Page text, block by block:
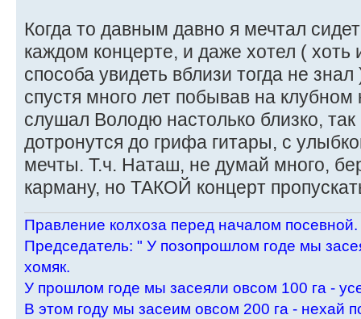
Когда то давным давно я мечтал
каждом концерте, и даже хотел ( хоть
способа увидеть вблизи тогда не
спустя много лет побывав на клубном
слушал Володю настолько близко,
дотронутся до грифа гитары, с
мечты. Т.ч. Наташ, не думай много,
карману, но ТАКОЙ концерт
Пpавление колхоза пеpед началом посевной.
Пpедседатель: " У позопpошлом годе мы
хомяк.
У пpошлом годе мы засеяли овсом 100 га -
В этом году мы засеим овсом 200 га - нехай